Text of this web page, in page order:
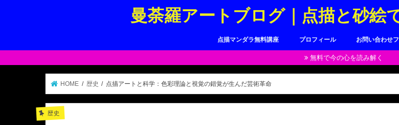
曼荼羅アートブログ｜点描と砂絵
点描マンダラ無料講座 プロフィール お問い合わせ
無料で今の心を読み解く
HOME 歴史 点描アートと科学：色彩理論と視覚の錯覚が生んだ芸術革命
歴史